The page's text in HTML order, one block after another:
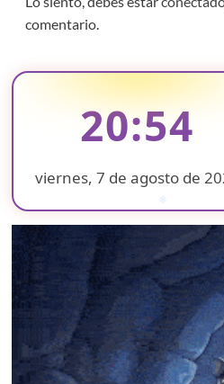
comentario.
20:54
viernes, 7 de agosto de
❄
❄
❄
❄
❄